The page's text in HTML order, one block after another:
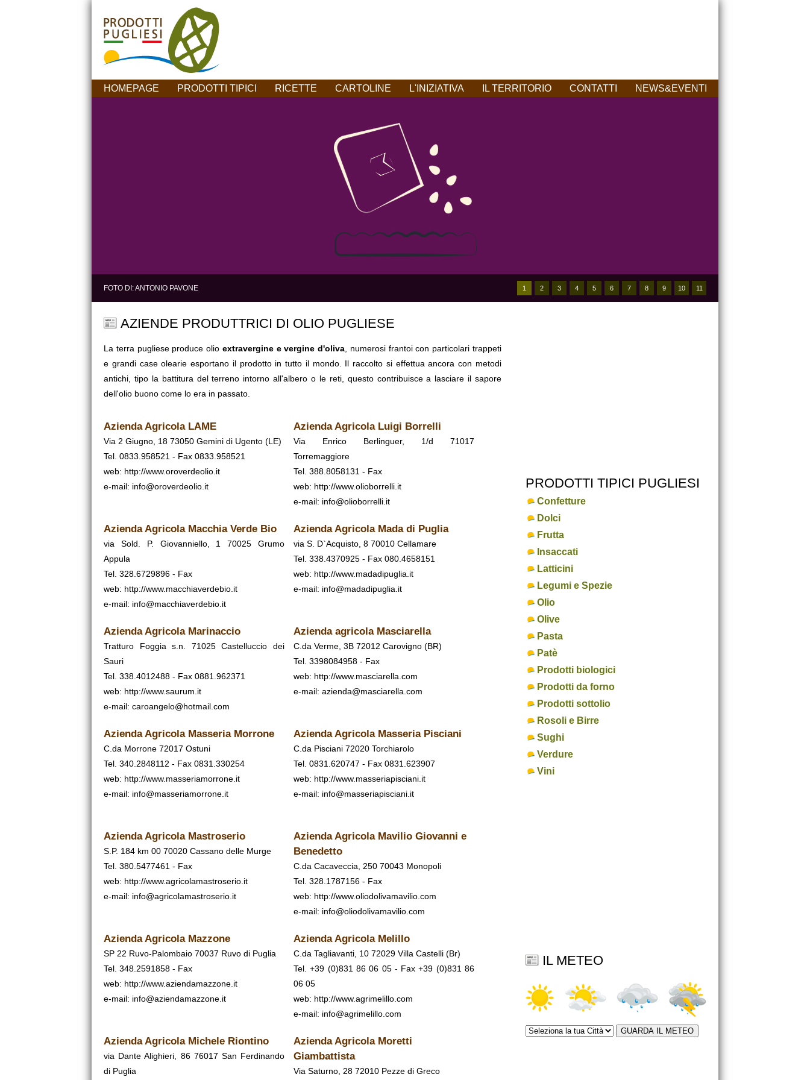
HOMEPAGE PRODOTTI TIPICI RICETTE CARTOLINE L'INIZIATIVA IL TERRITORIO CONTATTI
NEWS&EVENTI
FOTO DI:ANTONIO PAVONE 1 2 3 4 5 6 7 8 9 10 11
AZIENDE PRODUTTRICI DI OLIO PUGLIESE
La terra pugliese produce olio extravergine e vergine d'oliva , numerosi frantoi con particolari trappeti
e grandi case olearie esportano il prodotto in tutto il mondo. Il raccolto si effettua ancora con metodi
antichi, tipo la battitura del terreno intorno all'albero o le reti, questo contribuisce a lasciare il sapore
dell'olio buono come lo era in passato.
Azienda Agricola LAME
Via 2 Giugno, 18 73050 Gemini di Ugento (LE)
Tel. 0833.958521 - Fax 0833.958521
web: http://www.oroverdeolio.it
e-mail: info@oroverdeolio.it
Azienda Agricola Luigi Borrelli
Via Enrico Berlinguer, 1/d 71017
Torremaggiore
Tel. 388.8058131 - Fax
web: http://www.olioborrelli.it
e-mail: info@olioborrelli.it
Azienda Agricola Macchia Verde Bio
via Sold. P. Giovanniello, 1 70025 Grumo
Appula
Tel. 328.6729896 - Fax
web: http://www.macchiaverdebio.it
e-mail: info@macchiaverdebio.it
Azienda Agricola Mada di Puglia
via S. D`Acquisto, 8 70010 Cellamare
Tel. 338.4370925 - Fax 080.4658151
web: http://www.madadipuglia.it
e-mail: info@madadipuglia.it
Azienda Agricola Marinaccio
Tratturo Foggia s.n. 71025 Castelluccio dei
Sauri
Tel. 338.4012488 - Fax 0881.962371
web: http://www.saurum.it
e-mail: caroangelo@hotmail.com
Azienda agricola Masciarella
C.da Verme, 3B 72012 Carovigno (BR)
Tel. 3398084958 - Fax
web: http://www.masciarella.com
e-mail: azienda@masciarella.com
Azienda Agricola Masseria Morrone
C.da Morrone 72017 Ostuni
Tel. 340.2848112 - Fax 0831.330254
web: http://www.masseriamorrone.it
e-mail: info@masseriamorrone.it
Azienda Agricola Masseria Pisciani
C.da Pisciani 72020 Torchiarolo
Tel. 0831.620747 - Fax 0831.623907
web: http://www.masseriapisciani.it
e-mail: info@masseriapisciani.it
Azienda Agricola Mastroserio
S.P. 184 km 00 70020 Cassano delle Murge
Tel. 380.5477461 - Fax
web: http://www.agricolamastroserio.it
e-mail: info@agricolamastroserio.it
Azienda Agricola Mavilio Giovanni e
Benedetto
C.da Cacaveccia, 250 70043 Monopoli
Tel. 328.1787156 - Fax
web: http://www.oliodolivamavilio.com
e-mail: info@oliodolivamavilio.com
Azienda Agricola Mazzone
SP 22 Ruvo-Palombaio 70037 Ruvo di Puglia
Tel. 348.2591858 - Fax
web: http://www.aziendamazzone.it
e-mail: info@aziendamazzone.it
Azienda Agricola Melillo
C.da Tagliavanti, 10 72029 Villa Castelli (Br)
Tel. +39 (0)831 86 06 05 - Fax +39 (0)831 86
06 05
web: http://www.agrimelillo.com
e-mail: info@agrimelillo.com
Azienda Agricola Michele Riontino
via Dante Alighieri, 86 76017 San Ferdinando
di Puglia
Azienda Agricola Moretti
Giambattista
Via Saturno, 28 72010 Pezze di Greco
PRODOTTI TIPICI PUGLIESI
Confetture
Dolci
Frutta
Insaccati
Latticini
Legumi e Spezie
Olio
Olive
Pasta
Patè
Prodotti biologici
Prodotti da forno
Prodotti sottolio
Rosoli e Birre
Sughi
Verdure
Vini
IL METEO